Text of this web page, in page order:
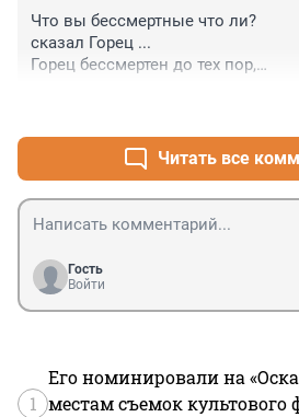
Что вы бессмертные что ли?
сказал Горец ...
Горец бессмертен до тех пор,
Читать все
Гость
Войти
1
Его номинировали на
местам съемок культового